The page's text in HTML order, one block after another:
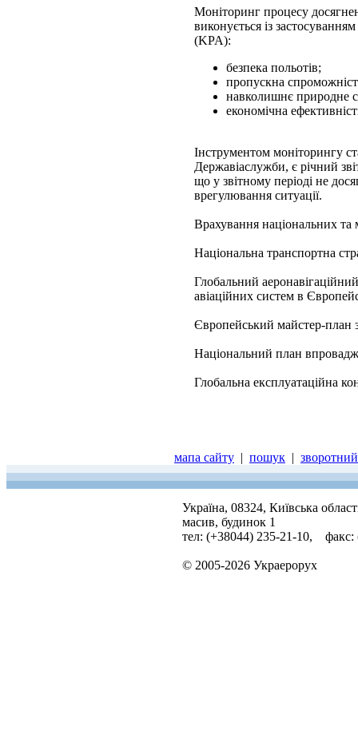
Моніторинг процесу
виконується із
(KPA):
безпека польотів;
пропускна
навколишнє природне
економічна
Інструментом моніторингу
Державіаслужби, є річний
що у звітному періоді не
врегулювання ситуації.
Врахування національних та
Національна транспортна
Глобальний
авіаційних систем в
Європейський майстер-
Національний план
Глобальна експлуатаційна
мапа сайту | пошук |
Україна, 08324, Київська
масив, будинок 1
тел: (+38044) 235-21-10, факс:
© 2005-2026 Украерорух